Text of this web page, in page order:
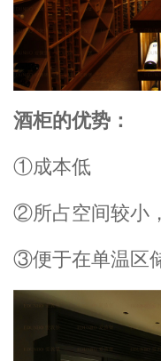
酒柜的优势：
①成本低
②所占空间较小
③便于在单温区